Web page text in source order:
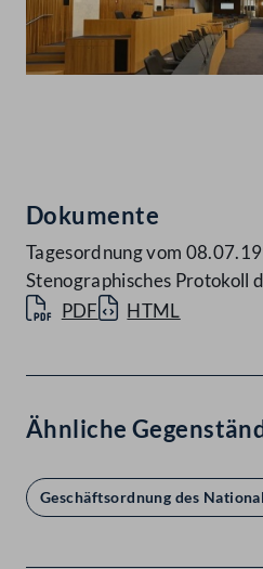
Dokumente
Tagesordnung vom
Stenographisches Protokoll
PDF
HTML
Ähnliche
Geschäftsordnung des